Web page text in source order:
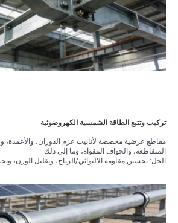
تركيب وتتبع الطاقة الشمسية الكهروضوئية
مقاطع عرضية مخصصة لأنابيب عزم الدوران، والأعمدة،
المتقاطعة، والحواف المقواة، وما إلى ذلك
الحل: تحسين مقاومة الالتوائي/الرياح، وتقليل الوزن،